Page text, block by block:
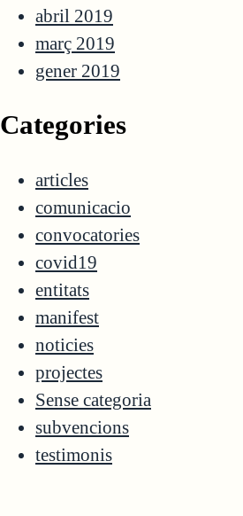
abril 2019
març 2019
gener 2019
Categories
articles
comunicacio
convocatories
covid19
entitats
manifest
noticies
projectes
Sense categoria
subvencions
testimonis